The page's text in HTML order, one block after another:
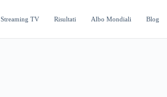
Streaming TV Risultati Albo Mondiali Blog